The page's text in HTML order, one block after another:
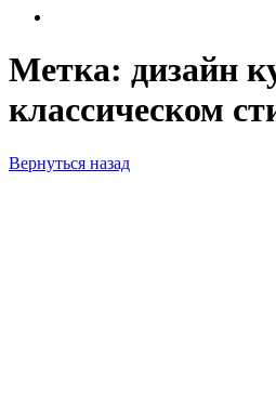
Метка: дизайн
классическом
Вернуться назад